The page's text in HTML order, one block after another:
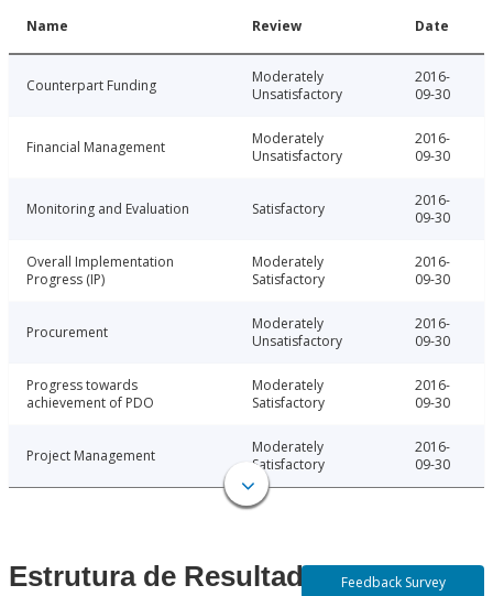
Name Review Date
Counterpart Funding
Moderately
Unsatisfactory
2016-
09-30
Financial Management
Moderately
Unsatisfactory
2016-
09-30
Monitoring and Evaluation Satisfactory
2016-
09-30
Overall Implementation
Progress (IP)
Moderately
Satisfactory
2016-
09-30
Procurement
Moderately
Unsatisfactory
2016-
09-30
Progress towards
achievement of PDO
Moderately
Satisfactory
2016-
09-30
Project Management
Moderately
Satisfactory
2016-
09-30
Estrutura de Resultados Feedback Survey